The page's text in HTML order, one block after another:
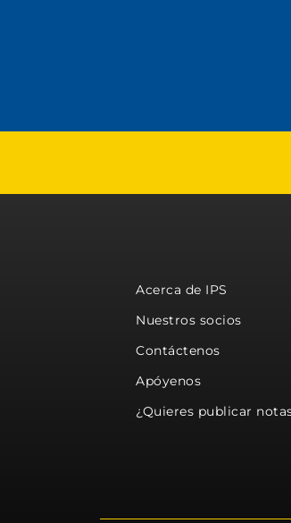
Acerca de IPS
Nuestros socios
Contáctenos
Apóyenos
¿Quieres publicar